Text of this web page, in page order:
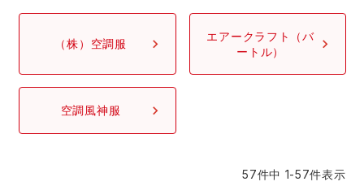
アウトドア・スポーツ
コンプレッションウェア
アウトドアウェアランキング
空調服ランキング
クロダルマ 桑和
おたふく手袋
配達・営業作業服
DIY・日曜大工作業服
（株）空調服
エアークラフト（バ
ートル）
空調風神服
57件中 1-57件表示